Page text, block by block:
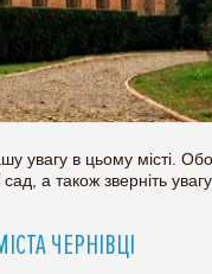
увагу в цьому місті.
а також зверніть
ЧЕРНІВЦІ